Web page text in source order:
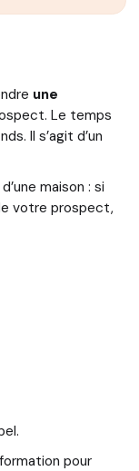
une
Le temps
Il s’agit d’un
maison : si
votre prospect,
pour